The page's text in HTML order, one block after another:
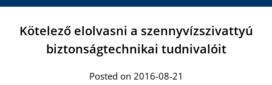
Kötelező elolvasni a szennyvízszivattyú
biztonságtechnikai tudnivalóit
Posted on 2016-08-21